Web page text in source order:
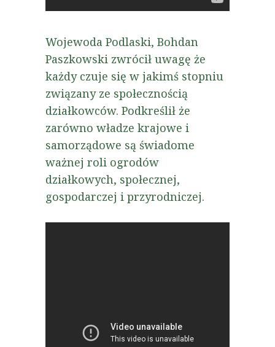
Wojewoda Podlaski, Bohdan
Paszkowski zwrócił uwagę że
każdy czuje się w jakimś stopniu
związany ze społecznością
działkowców. Podkreślił że
zarówno władze krajowe i
samorządowe są świadome
ważnej roli ogrodów
działkowych, społecznej,
gospodarczej i przyrodniczej.